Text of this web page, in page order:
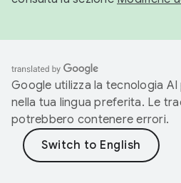
Google utilizza la tecnologia
nella tua lingua preferita. Le
potrebbero contenere errori.